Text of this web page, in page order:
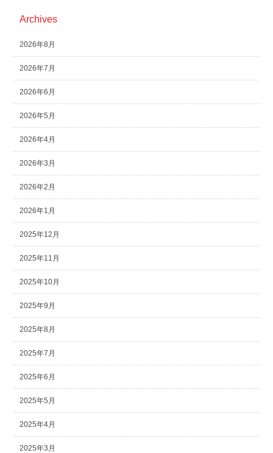
Archives
2026年8月
2026年7月
2026年6月
2026年5月
2026年4月
2026年3月
2026年2月
2026年1月
2025年12月
2025年11月
2025年10月
2025年9月
2025年8月
2025年7月
2025年6月
2025年5月
2025年4月
2025年3月